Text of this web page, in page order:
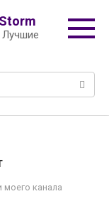
Лучшие
моего канала